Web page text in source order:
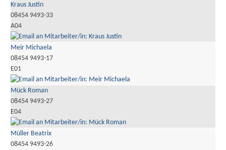
Kraus Justin
08454 9493-33
A04
Meir Michaela
08454 9493-17
E01
Mück Roman
08454 9493-27
E04
Müller Beatrix
08454 9493-26